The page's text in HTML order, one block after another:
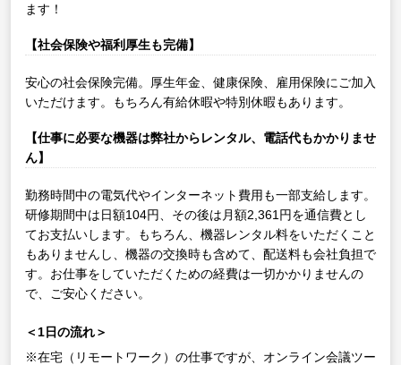
ます！
【社会保険や福利厚生も完備】
安心の社会保険完備。厚生年金、健康保険、雇用保険にご加入
いただけます。もちろん有給休暇や特別休暇もあります。
【仕事に必要な機器は弊社からレンタル、電話代もかかりませ
ん】
勤務時間中の電気代やインターネット費用も一部支給します。
研修期間中は日額104円、その後は月額2,361円を通信費とし
てお支払いします。もちろん、機器レンタル料をいただくこと
もありませんし、機器の交換時も含めて、配送料も会社負担で
す。お仕事をしていただくための経費は一切かかりませんの
で、ご安心ください。
＜1日の流れ＞
※在宅（リモートワーク）の仕事ですが、オンライン会議ツー